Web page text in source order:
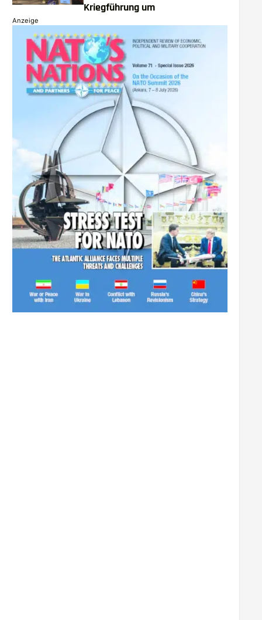
Kriegführung um
Anzeige